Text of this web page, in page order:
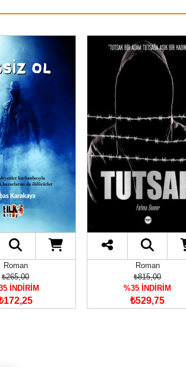
Roman
₺265,00
İNDİRİM
Roman
₺815,00
%35 İNDİRİM
₺529,75